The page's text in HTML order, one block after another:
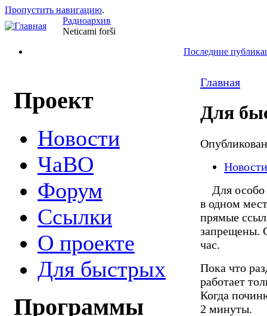
Пропустить навигацию.
Радиоархив
Neticami forši
Последние
Проект
Новости
ЧаВО
Форум
Ссылки
О проекте
Для быстрых
Программы
Главная
Для
Новости
Для особо
в одном
прямые
запрещены.
час.
Пока что
работает
Когда
2 минуты.